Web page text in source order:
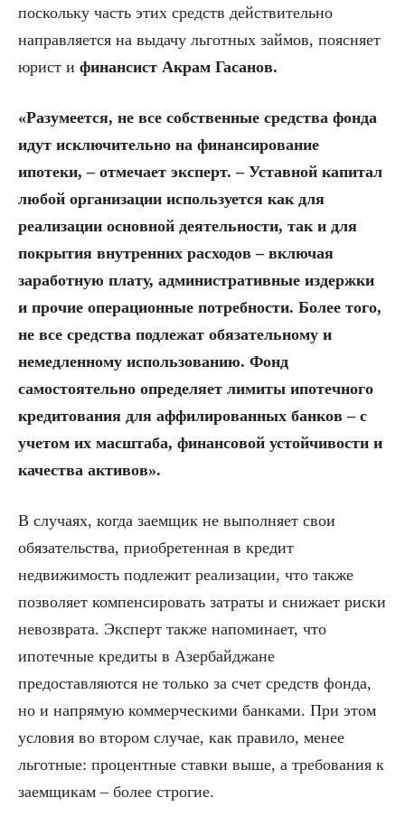
поскольку часть этих средств действительно
направляется на выдачу льготных займов, поясняет
юрист и финансист Акрам Гасанов.
«Разумеется, не все собственные средства фонда
идут исключительно на финансирование
ипотеки, – отмечает эксперт. – Уставной капитал
любой организации используется как для
реализации основной деятельности, так и для
покрытия внутренних расходов – включая
заработную плату, административные издержки
и прочие операционные потребности. Более того,
не все средства подлежат обязательному и
немедленному использованию. Фонд
самостоятельно определяет лимиты ипотечного
кредитования для аффилированных банков – с
учетом их масштаба, финансовой устойчивости и
качества активов».
В случаях, когда заемщик не выполняет свои
обязательства, приобретенная в кредит
недвижимость подлежит реализации, что также
позволяет компенсировать затраты и снижает риски
невозврата. Эксперт также напоминает, что
ипотечные кредиты в Азербайджане
предоставляются не только за счет средств фонда,
но и напрямую коммерческими банками. При этом
условия во втором случае, как правило, менее
льготные: процентные ставки выше, а требования к
заемщикам – более строгие.